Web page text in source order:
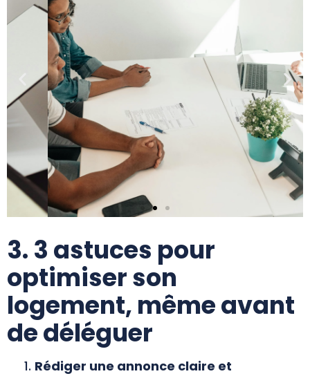
3. 3 astuces pour
optimiser son
logement, même avant
de déléguer
Rédiger une annonce claire et